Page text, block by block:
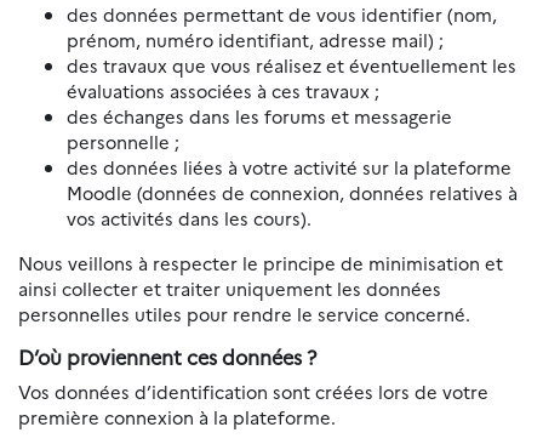
des données permettant de vous identifier (nom,
prénom, numéro identifiant, adresse mail) ;
des travaux que vous réalisez et éventuellement les
évaluations associées à ces travaux ;
des échanges dans les forums et messagerie
personnelle ;
des données liées à votre activité sur la plateforme
Moodle (données de connexion, données relatives à
vos activités dans les cours).
Nous veillons à respecter le principe de minimisation et
ainsi collecter et traiter uniquement les données
personnelles utiles pour rendre le service concerné.
D’où proviennent ces données ?
Vos données d’identification sont créées lors de votre
première connexion à la plateforme.